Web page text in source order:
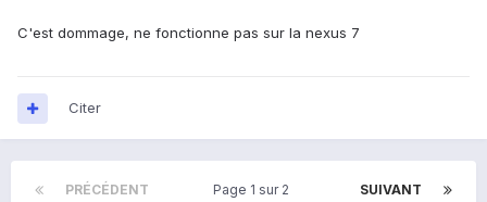
C'est dommage, ne fonctionne pas sur la nexus 7
Citer
PRÉCÉDENT SUIVANT
Page 1 sur 2